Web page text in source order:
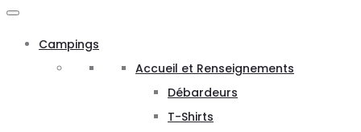
Campings
Accueil et Renseignements
Débardeurs
T-Shirts